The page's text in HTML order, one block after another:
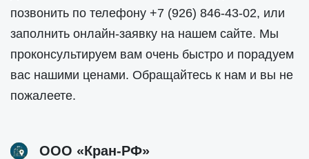
позвонить по телефону +7 (926) 846-43-02, или
заполнить онлайн-заявку на нашем сайте. Мы
проконсультируем вам очень быстро и порадуем
вас нашими ценами. Обращайтесь к нам и вы не
пожалеете.
ООО «Кран-РФ»